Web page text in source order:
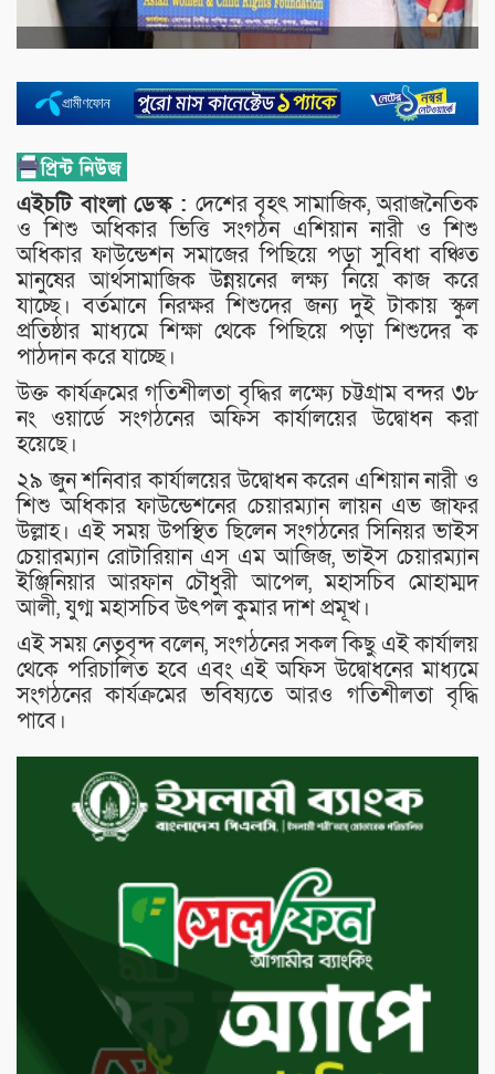
এইচটি বাংলা ডেস্ক : দেশের বৃহৎ সামাজিক, অরাজনৈতিক
ও শিশু অধিকার ভিত্তি সংগঠন এশিয়ান নারী ও শিশু
অধিকার ফাউন্ডেশন সমাজের পিছিয়ে পড়া সুবিধা বঞ্চিত
মানুষের আর্থসামাজিক উন্নয়নের লক্ষ‍্য নিয়ে কাজ করে
যাচ্ছে। বর্তমানে নিরক্ষর শিশুদের জন্য দুই টাকায় স্কুল
প্রতিষ্ঠার মাধ্যমে শিক্ষা থেকে পিছিয়ে পড়া শিশুদের ক
পাঠদান করে যাচ্ছে।
উক্ত কার্যক্রমের গতিশীলতা বৃদ্ধির লক্ষ্যে চট্টগ্রাম বন্দর ৩৮
নং ওয়ার্ডে সংগঠনের অফিস কার্যালয়ের উদ্বোধন করা
হয়েছে।
২৯ জুন শনিবার কার্যালয়ের উদ্বোধন করেন এশিয়ান নারী ও
শিশু অধিকার ফাউন্ডেশনের চেয়ারম্যান লায়ন এভ জাফর
উল্লাহ। এই সময় উপস্থিত ছিলেন সংগঠনের সিনিয়র ভাইস
চেয়ারম্যান রোটারিয়ান এস এম আজিজ, ভাইস চেয়ারম্যান
ইঞ্জিনিয়ার আরফান চৌধুরী আপেল, মহাসচিব মোহাম্মদ
আলী, যুগ্ম মহাসচিব উৎপল কুমার দাশ প্রমূখ।
এই সময় নেতৃবৃন্দ বলেন, সংগঠনের সকল কিছু এই কার্যালয়
থেকে পরিচালিত হবে এবং এই অফিস উদ্বোধনের মাধ্যমে
সংগঠনের কার্যক্রমের ভবিষ্যতে আরও গতিশীলতা বৃদ্ধি
পাবে।